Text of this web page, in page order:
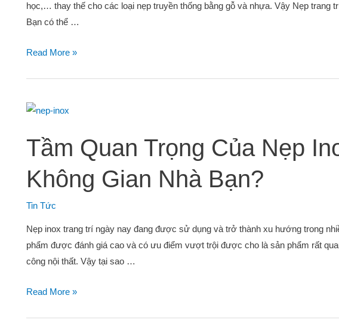
học,… thay thế cho các loại nẹp truyền thống bằng gỗ và nhựa. Vậy Nẹp trang
Bạn có thể …
Read More »
Tầm Quan Trọng Của Nẹp
Không Gian Nhà Bạn?
Tin Tức
Nẹp inox trang trí ngày nay đang được sử dụng và trở thành xu hướng trong
phẩm được đánh giá cao và có ưu điểm vượt trội được cho là sản phẩm rất
công nội thất. Vậy tại sao …
Read More »